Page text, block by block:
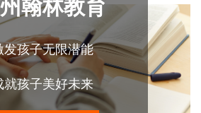
翰林教育
发孩子无限潜能
就孩子美好未来